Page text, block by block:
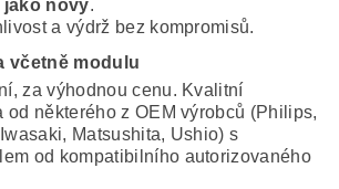
jako nový.
a výdrž bez kompromisů.
včetně modulu
za výhodnou cenu. Kvalitní
některého z OEM výrobců (Philips,
Matsushita, Ushio) s
od kompatibilního autorizovaného